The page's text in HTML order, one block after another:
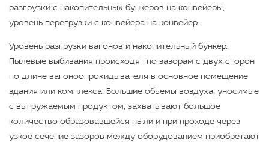
разгрузки с накопительных бункеров на конвейеры,
уровень перегрузки с конвейера на конвейер.
Уровень разгрузки вагонов и накопительный бункер.
Пылевые выбивания происходят по зазорам с двух сторон
по длине вагоноопрокидывателя в основное помещение
здания или комплекса. Большие объемы воздуха, уносимые
с выгружаемым продуктом, захватывают большое
количество образовавшейся пыли и при проходе через
узкое сечение зазоров между оборудованием приобретают